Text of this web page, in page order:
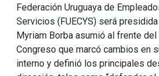
Federación Uruguaya de
Servicios (FUECYS) será presidida
Myriam Borba asumió al frente
Congreso que marcó cambios en
interno y definió los principales